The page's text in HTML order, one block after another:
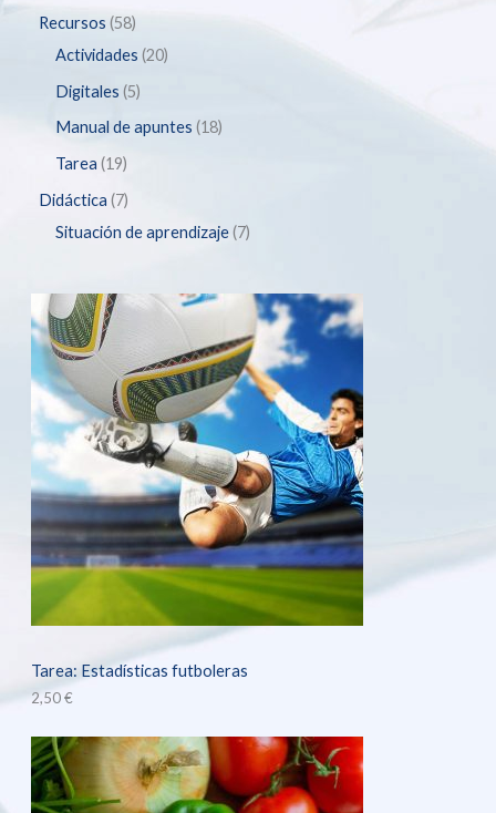
Recursos 58
Actividades 20
Digitales 5
Manual de apuntes 18
Tarea 19
Didáctica 7
Situación de aprendizaje 7
Tarea: Estadísticas futboleras
2,50€